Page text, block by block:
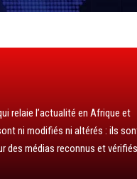
relaie l’actualité en Afrique et
ni modifiés ni altérés : ils
des médias reconnus et vérifiés